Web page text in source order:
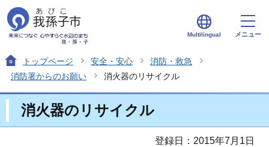
Multilingual メニュー
トップページ 安全・安心
消防・救急
消防署からのお願い
消火器のリサイクル
消火器のリサイクル
登録日：2015年7月1日